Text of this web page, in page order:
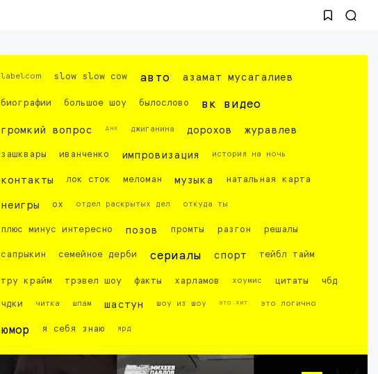
labelcom slow slow cow авто азамат мусагалиев
биографии большое шоу былослово вк видео
громкий вопрос днк джиганина дорохов журавлев
зашквары иванченко импровизация история на ночь
контакты лок сток меломан музыка натальная карта
неигры ох отдел раскрытых дел откуда ты
плюс минус интересно позов промты разгон решалы
сапрыкин семейное дерби сериалы спорт тейбл тайм
тру крайм трэвел шоу факты харламов хоумис цитаты чбд
чдки читка шпам шастун шоу из шоу это хит это логично
юмор я себя знаю ярд